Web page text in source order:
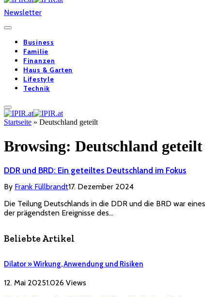
Newsletter
Business
Familie
Finanzen
Haus & Garten
Lifestyle
Technik
Startseite » Deutschland geteilt
Browsing: Deutschland geteilt
DDR und BRD: Ein geteiltes Deutschland im Fokus
By Frank Füllbrandt17. Dezember 2024
Die Teilung Deutschlands in die DDR und die BRD war eines
der prägendsten Ereignisse des…
Beliebte Artikel
Dilator » Wirkung, Anwendung und Risiken
12. Mai 20251.026 Views